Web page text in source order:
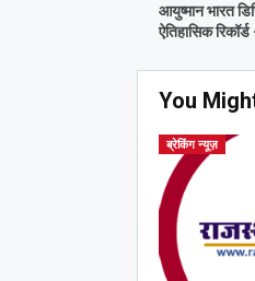
आयुष्मान भारत
ऐतिहासिक
You
ब्रेकिंग न्यूज़